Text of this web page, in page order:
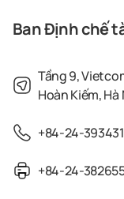
Ban Định chế
Tầng 9,
Hoàn Kiếm, Hà
+84-24-
+84-24-